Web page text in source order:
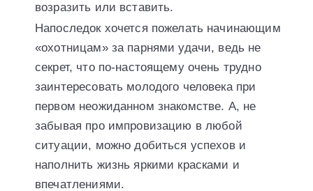
возразить или вставить.
Напоследок хочется пожелать начинающим
«охотницам» за парнями удачи, ведь не
секрет, что по-настоящему очень трудно
заинтересовать молодого человека при
первом неожиданном знакомстве. А, не
забывая про импровизацию в любой
ситуации, можно добиться успехов и
наполнить жизнь яркими красками и
впечатлениями.